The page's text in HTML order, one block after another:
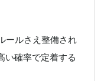
ールさえ整備され
い確率で定着する